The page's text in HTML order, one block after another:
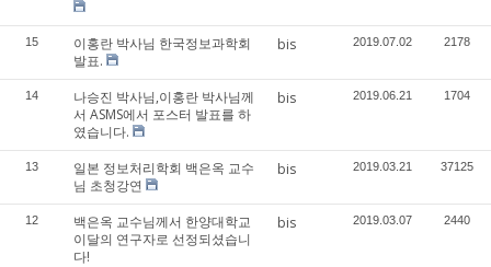
15
이홍란 박사님 한국정보과학회
발표.
bis 2019.07.02 2178
14
나승진 박사님,이홍란 박사님께
서 ASMS에서 포스터 발표를 하
였습니다.
bis 2019.06.21 1704
13
일본 정보처리학회 백은옥 교수
님 초청강연
bis 2019.03.21 37125
12
백은옥 교수님께서 한양대학교
이달의 연구자로 선정되셨습니
다!
bis 2019.03.07 2440